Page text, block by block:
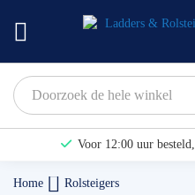
Voor 12:00 uur besteld,
Home Rolsteigers